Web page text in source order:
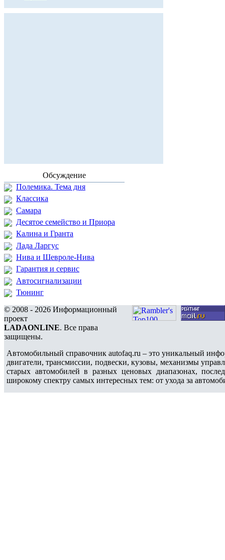
Обсуждение
Полемика. Тема дня
Классика
Самара
Десятое семейство и Приора
Калина и Гранта
Лада Ларгус
Нива и Шевроле-Нива
Гарантия и сервис
Автосигнализации
Тюнинг
© 2008 - 2026 Информационный
проект
LADAONLINE. Все права
защищены.
Автомобильный справочник autofaq.ru – это уникальный
двигатели, трансмиссии, подвески, кузовы, механизмы
старых автомобилей в разных ценовых диапазонах,
широкому спектру самых интересных тем: от ухода за